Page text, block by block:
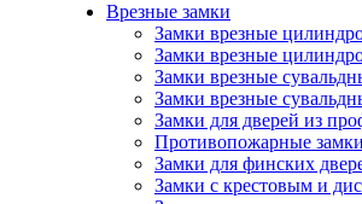
Врезные замки
Замки врезные
Замки врезные
Замки врезные
Замки врезные
Замки для дверей из
Противопожарные
Замки для финских
Замки с крестовым и